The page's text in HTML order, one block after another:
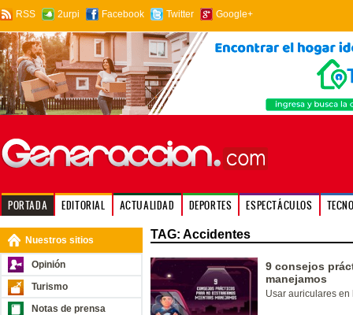
RSS 2urpi Facebook Twitter Google+
PORTADA EDITORIAL ACTUALIDAD DEPORTES ESPECTÁCULOS
Nuestros sitios
Opinión
Turismo
Notas de prensa
TAG: Accidentes
9 consejos
manejamos
Usar auriculares